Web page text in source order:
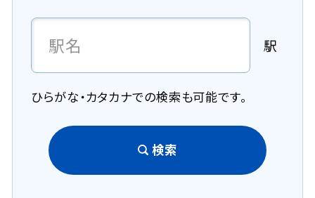
駅
ひらがな・カタカナでの検索も可能です。
検索